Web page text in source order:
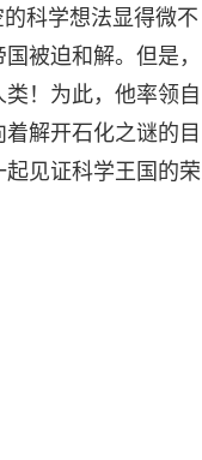
科学想法显得微不
被迫和解。但是，
！为此，他率领自
解开石化之谜的目
见证科学王国的荣